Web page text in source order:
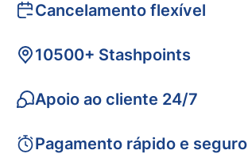
Cancelamento flexível
10500+ Stashpoints
Apoio ao cliente 24/7
Pagamento rápido e seguro